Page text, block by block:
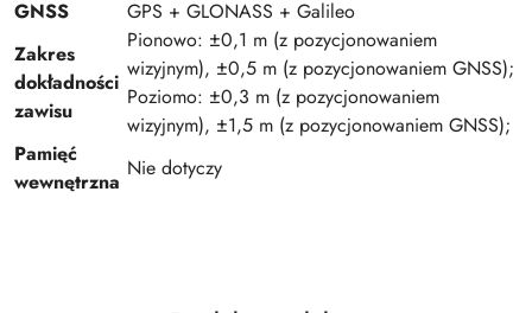
GNSS
GPS + GLONASS + Galileo
Zakres
dokładności
zawisu
Pionowo: ±0,1 m (z pozycjonowaniem
wizyjnym), ±0,5 m (z pozycjonowaniem GNSS);
Poziomo: ±0,3 m (z pozycjonowaniem
wizyjnym), ±1,5 m (z pozycjonowaniem GNSS);
Pamięć
wewnętrzna
Nie dotyczy